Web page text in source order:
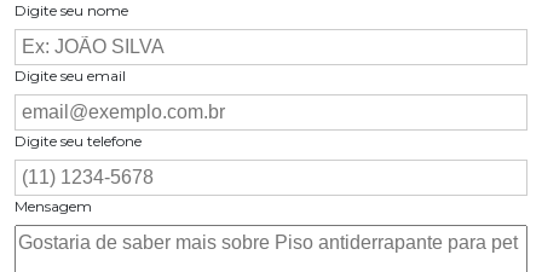
Digite seu nome
Digite seu email
Digite seu telefone
Mensagem